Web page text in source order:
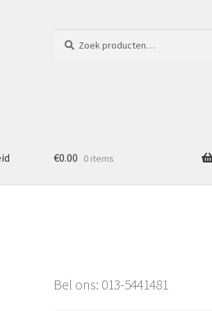
naar:
€0.00 0 items
Bel ons: 013-5441481